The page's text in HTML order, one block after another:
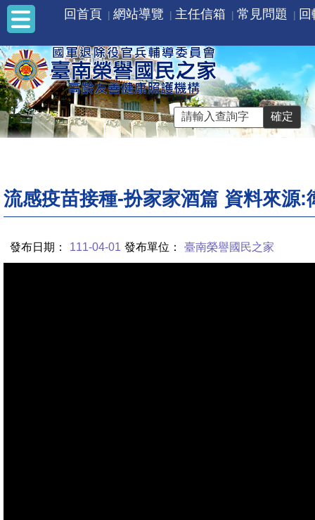
回首頁 網站導覽 主任信箱 常見問題
流感疫苗接種-扮家家酒篇 資料來源:
發布日期： 111-04-01 發布單位： 臺南榮譽國民之家